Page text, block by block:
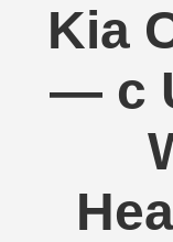
Kia
— с